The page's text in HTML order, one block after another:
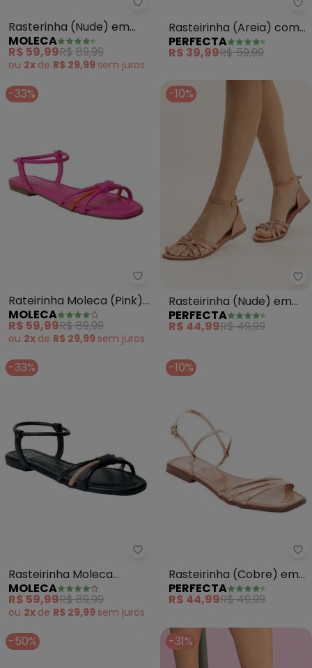
Moleca - Rasterinha (Nude)
Rasterinha (Nude) em
Sisntético
MOLECA
R$ 59,99R$ 89,99
ou 2x de R$ 29,99 sem juros
Rasteirinha (Areia) com
Amarração
PERFECTA
R$ 39,99R$ 59,99
-33%
Moleca - Rateirinha Moleca
Rateirinha Moleca (Pink)
em Sintétco
MOLECA
R$ 59,99R$ 89,99
ou 2x de R$ 29,99 sem juros
-10%
Rasteirinha (Nude) em
Verniz
PERFECTA
R$ 44,99R$ 49,99
-33%
Moleca - Rasteirinha Moleca
Rasteirinha Moleca
(Preta) em Sintético
MOLECA
R$ 59,99R$ 89,99
ou 2x de R$ 29,99 sem juros
-10%
Rasteirinha (Cobre) em
Sintético Verniz
PERFECTA
R$ 44,99R$ 49,99
-50% -31%